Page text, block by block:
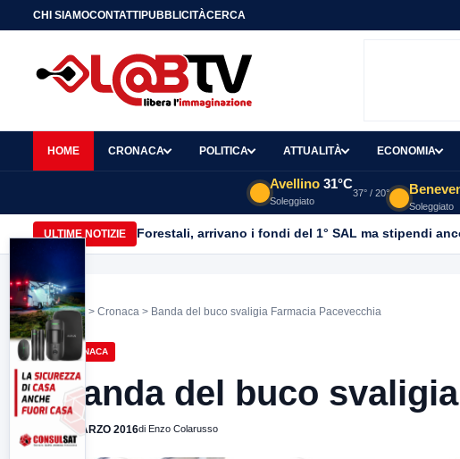
CHI SIAMOCONTATTIPUBBLICITÀCERCA
HOME CRONACA POLITICA ATTUALITÀ ECONOMIA
Avellino 31°C
Soleggiato
37° / 20°
Soleggiato
ULTIME NOTIZIE Forestali, arrivano i fondi del 1° SAL ma stipendi
Home > Cronaca > Banda del buco svaligia Farmacia Pacevecchia
CRONACA
Banda del buco
29 MARZO 2016di Enzo Colarusso